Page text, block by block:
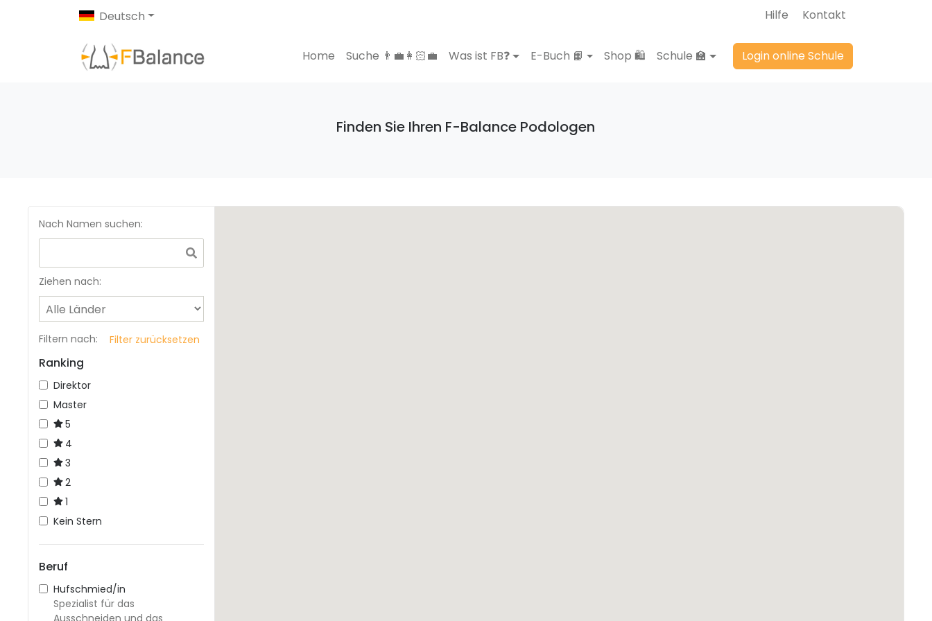
Deutsch Hilfe Kontakt
Home Suche 👨‍💼👩🏻‍💼 Was ist FB❓ E-Buch 📙 Shop 🛍️ Schule 🏫 Login online Schule
Finden Sie Ihren F-Balance Podologen
Nach Namen suchen:
Ziehen nach:
Filtern nach: Filter zurücksetzen
Ranking
Direktor
Master
5
4
3
2
1
Kein Stern
Beruf
Hufschmied/in
Spezialist für das
Ausschneiden und das